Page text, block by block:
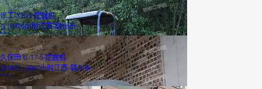
徐工 XE15 挖掘机
-1 | 2400小时江西-赣州市
4.6 万
久保田 U-17-5 挖掘机
2019年 | 3967小时江西-赣州市
10.6 万